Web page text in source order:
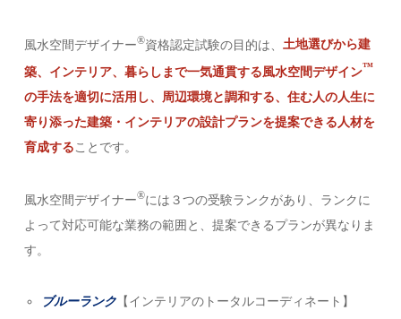
風水空間デザイナー®︎資格認定試験の目的は、土地選びから建
築、インテリア、暮らしまで一気通貫する風水空間デザイン™️
の手法を適切に活用し、周辺環境と調和する、住む人の人生に
寄り添った建築・インテリアの設計プランを提案できる人材を
育成する ことです。
風水空間デザイナー®︎には３つの受験ランクがあり、ランクに
よって対応可能な業務の範囲と、提案できるプランが異なりま
す。
ブルーランク【インテリアのトータルコーディネート】